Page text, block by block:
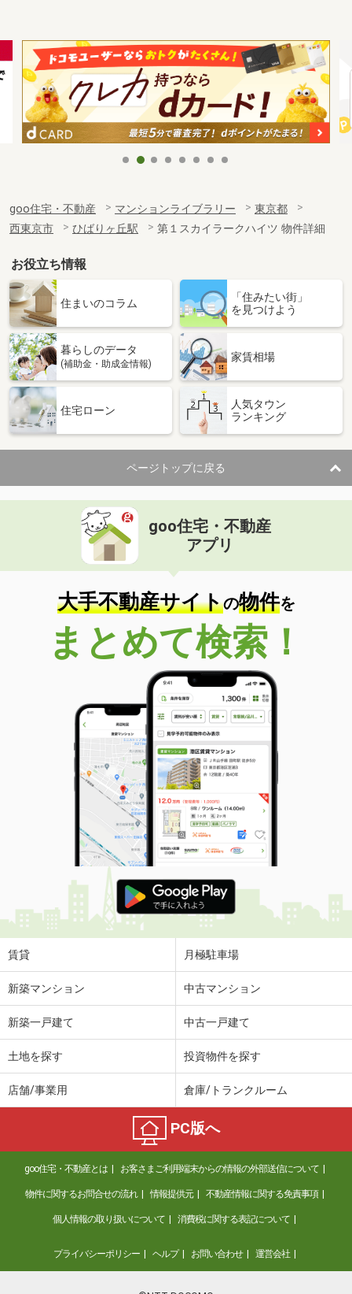
goo住宅・不動産 マンションライブラリー
東京都
西東京市
ひばりヶ丘駅 第１スカイラークハイツ 物件詳細
お役立ち情報
住まいのコラム
「住みたい街」
を見つけよう
暮らしのデータ
(補助金・助成金情報)
家賃相場
住宅ローン
人気タウン
ランキング
ページトップに戻る
goo住宅・不動産
アプリ
大手不動産サイトの物件を
まとめて検索！
賃貸 月極駐車場
新築マンション 中古マンション
新築一戸建て 中古一戸建て
土地を探す 投資物件を探す
店舗/事業用 倉庫/トランクルーム
PC版へ
goo住宅・不動産とは お客さまご利用端末からの情報の外部送信について
物件に関するお問合せの流れ 情報提供元 不動産情報に関する免責事項
個人情報の取り扱いについて 消費税に関する表記について
プライバシーポリシー ヘルプ お問い合わせ 運営会社